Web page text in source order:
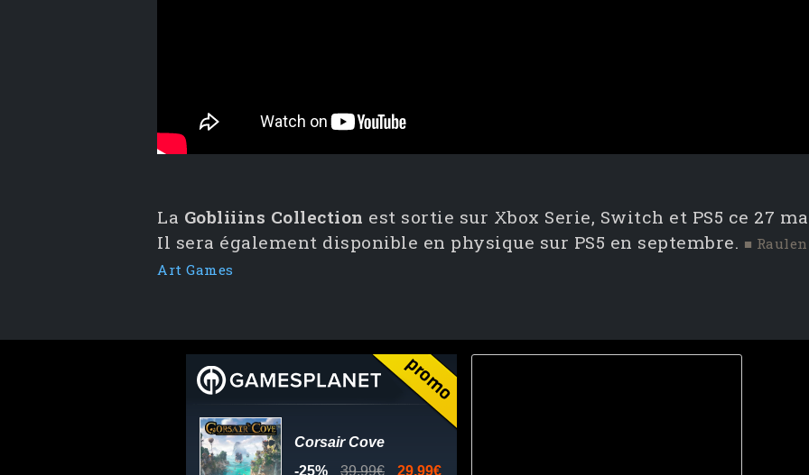
La Gobliiins Collection est sortie sur Xbox Serie, Switch et PS5 ce 27
Il sera également disponible en physique sur PS5 en septembre. ■
Art Games